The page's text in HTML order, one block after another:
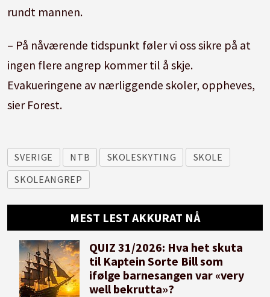
rundt mannen.
– På nåværende tidspunkt føler vi oss sikre på at
ingen flere angrep kommer til å skje.
Evakueringene av nærliggende skoler, oppheves,
sier Forest.
SVERIGE NTB SKOLESKYTING
SKOLE
SKOLEANGREP
MEST LEST AKKURAT NÅ
QUIZ 31/2026: Hva het skuta
til Kaptein Sorte Bill som
ifølge barnesangen var «very
well bekrutta»?